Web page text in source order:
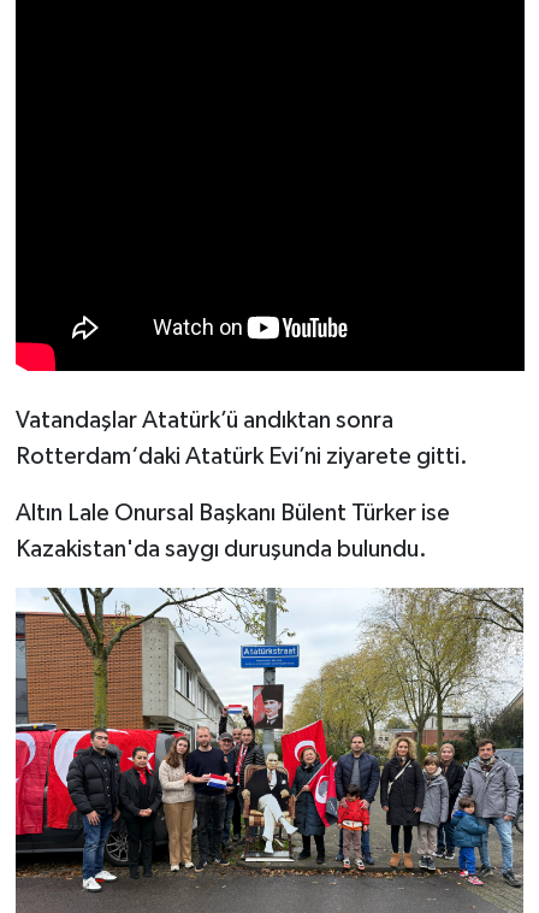
Vatandaşlar Atatürk’ü andıktan sonra
Rotterdam‘daki Atatürk Evi’ni ziyarete gitti.
Altın Lale Onursal Başkanı Bülent Türker ise
Kazakistan'da saygı duruşunda bulundu.